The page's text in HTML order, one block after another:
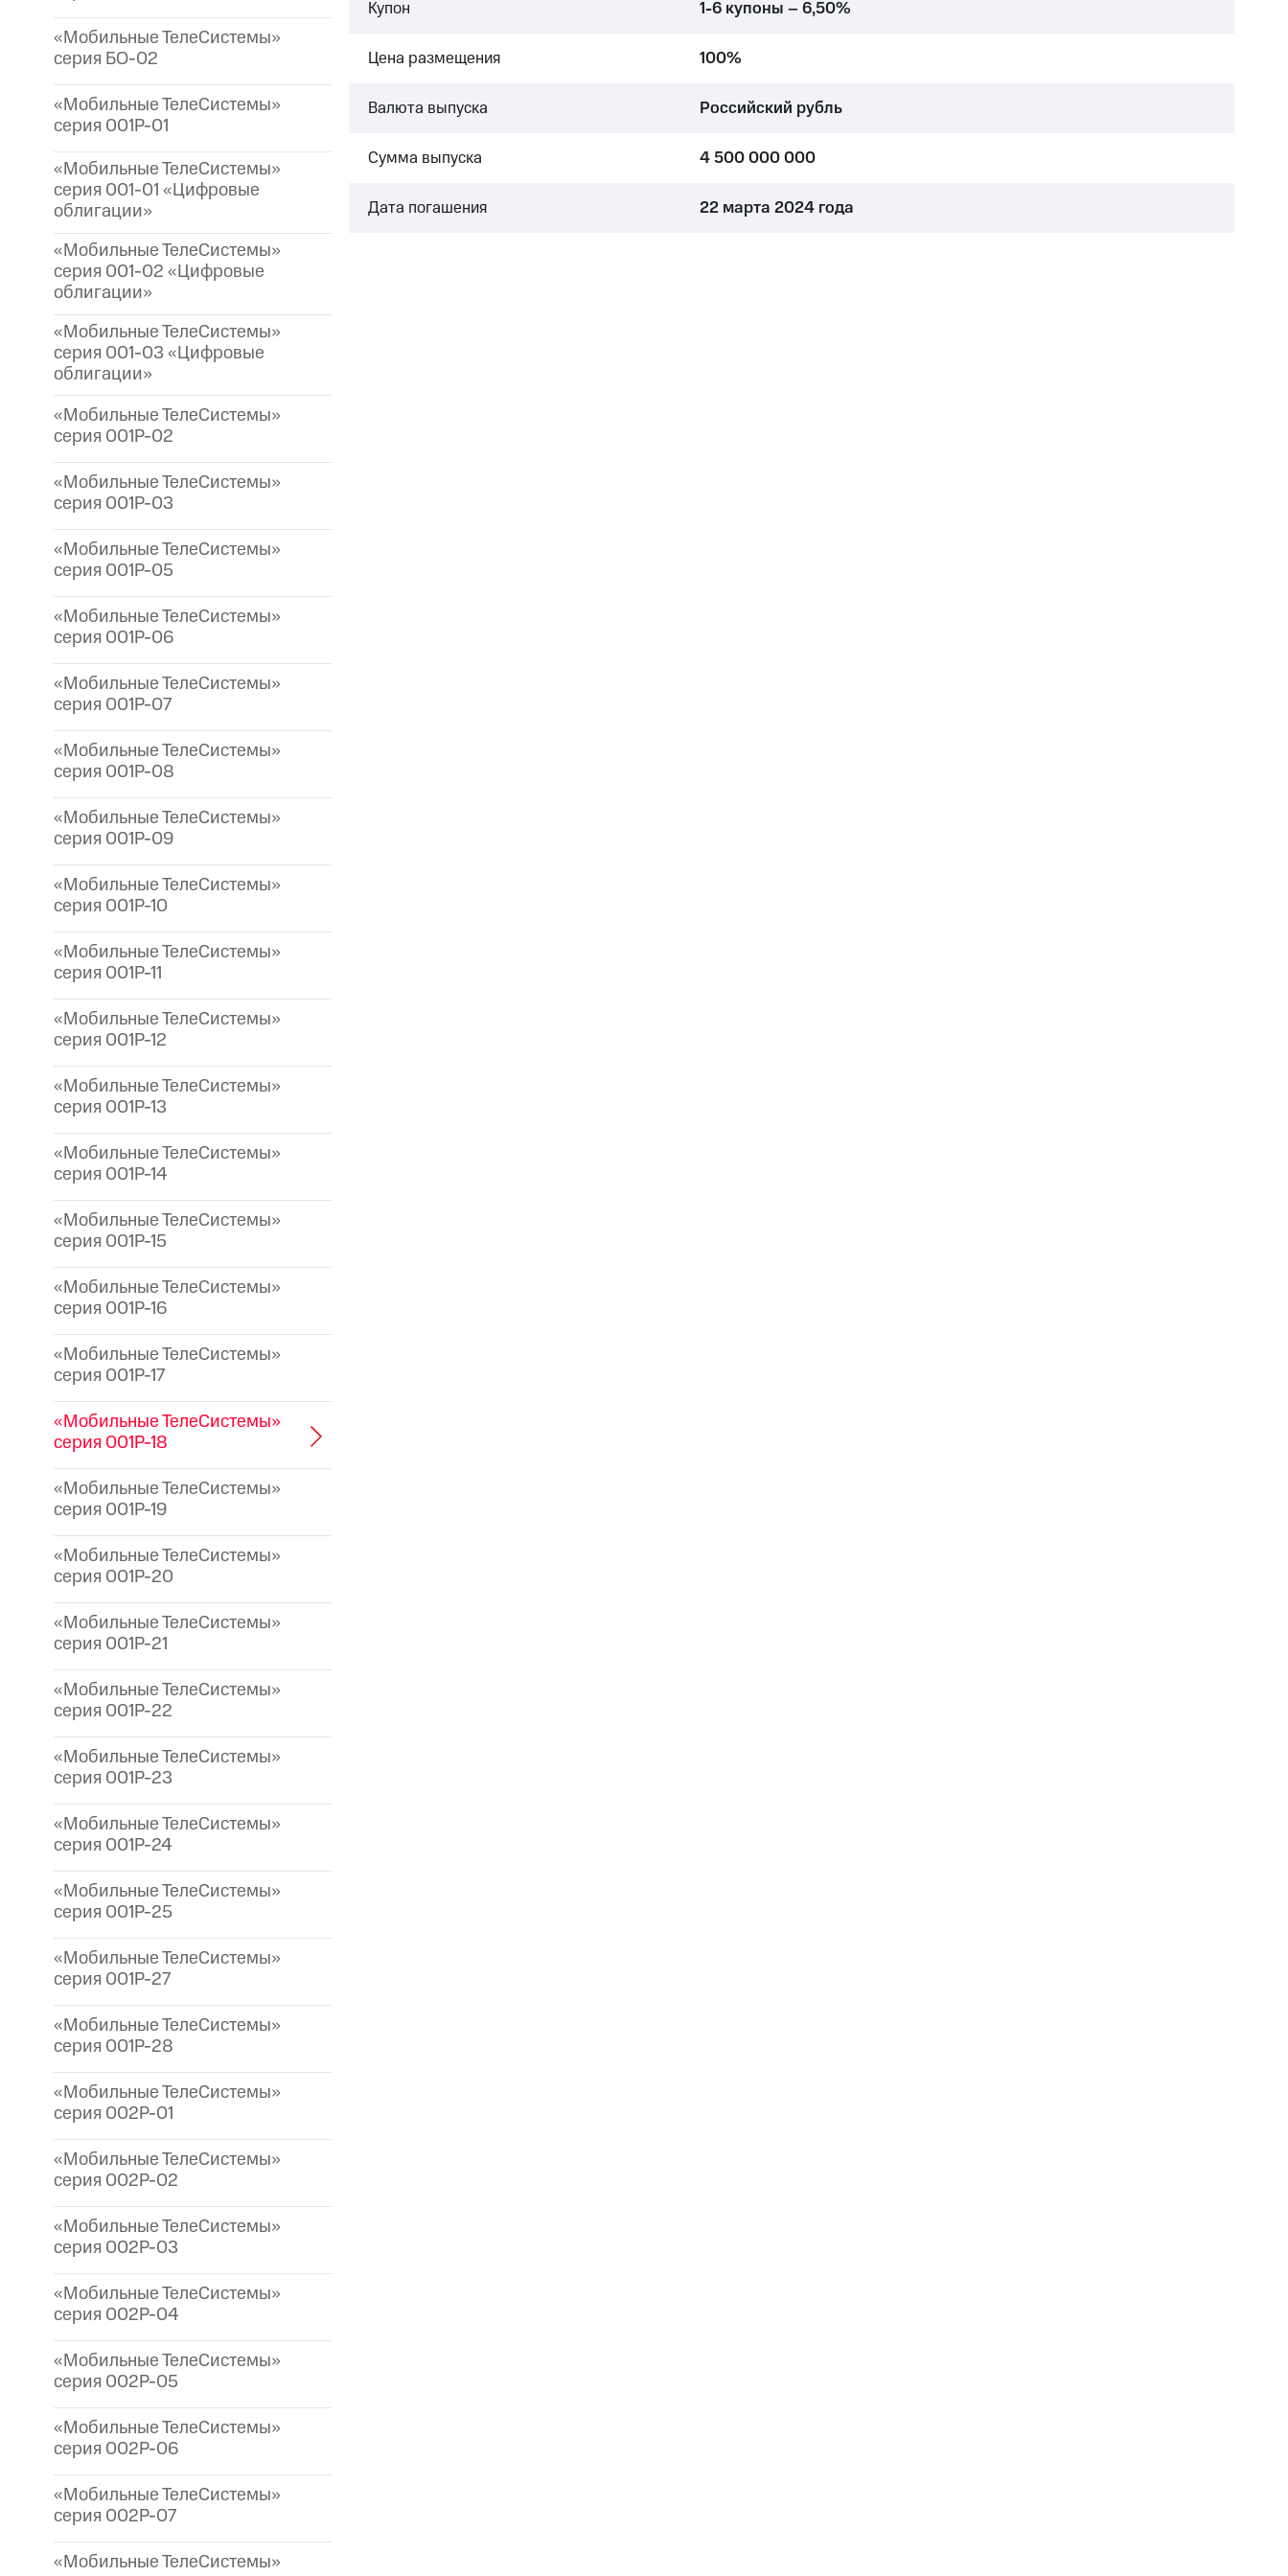
«Мобильные ТелеСистемы»
серия БО-02
«Мобильные ТелеСистемы»
серия 001P-01
«Мобильные ТелеСистемы»
серия 001-01 «Цифровые
облигации»
«Мобильные ТелеСистемы»
серия 001-02 «Цифровые
облигации»
«Мобильные ТелеСистемы»
серия 001-03 «Цифровые
облигации»
«Мобильные ТелеСистемы»
серия 001P-02
«Мобильные ТелеСистемы»
серия 001P-03
«Мобильные ТелеСистемы»
серия 001P-05
«Мобильные ТелеСистемы»
серия 001P-06
«Мобильные ТелеСистемы»
серия 001P-07
«Мобильные ТелеСистемы»
серия 001P-08
«Мобильные ТелеСистемы»
серия 001P-09
«Мобильные ТелеСистемы»
серия 001P-10
«Мобильные ТелеСистемы»
серия 001P-11
«Мобильные ТелеСистемы»
серия 001P-12
«Мобильные ТелеСистемы»
серия 001P-13
«Мобильные ТелеСистемы»
серия 001P-14
«Мобильные ТелеСистемы»
серия 001P-15
«Мобильные ТелеСистемы»
серия 001P-16
«Мобильные ТелеСистемы»
серия 001P-17
«Мобильные ТелеСистемы»
серия 001P-18
«Мобильные ТелеСистемы»
серия 001P-19
«Мобильные ТелеСистемы»
серия 001P-20
«Мобильные ТелеСистемы»
серия 001P-21
«Мобильные ТелеСистемы»
серия 001P-22
«Мобильные ТелеСистемы»
серия 001P-23
«Мобильные ТелеСистемы»
серия 001P-24
«Мобильные ТелеСистемы»
серия 001P-25
«Мобильные ТелеСистемы»
серия 001P-27
«Мобильные ТелеСистемы»
серия 001P-28
«Мобильные ТелеСистемы»
серия 002P-01
«Мобильные ТелеСистемы»
серия 002P-02
«Мобильные ТелеСистемы»
серия 002P-03
«Мобильные ТелеСистемы»
серия 002P-04
«Мобильные ТелеСистемы»
серия 002P-05
«Мобильные ТелеСистемы»
серия 002P-06
«Мобильные ТелеСистемы»
серия 002P-07
«Мобильные ТелеСистемы»
Купон 1-6 купоны – 6,50%
Цена размещения 100%
Валюта выпуска Российский рубль
Сумма выпуска 4 500 000 000
Дата погашения 22 марта 2024 года